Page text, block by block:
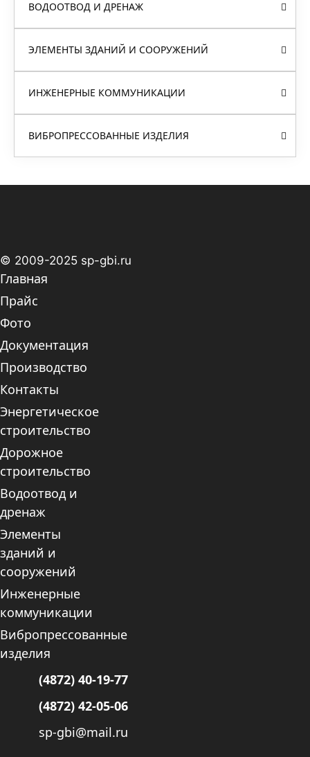
ВОДООТВОД И ДРЕНАЖ
ЭЛЕМЕНТЫ ЗДАНИЙ И СООРУЖЕНИЙ
ИНЖЕНЕРНЫЕ КОММУНИКАЦИИ
ВИБРОПРЕССОВАННЫЕ ИЗДЕЛИЯ
© 2009-2025 sp-gbi.ru
Главная
Прайс
Фото
Документация
Производство
Контакты
Энергетическое
строительство
Дорожное
строительство
Водоотвод и
дренаж
Элементы
зданий и
сооружений
Инженерные
коммуникации
Вибропрессованные
изделия
(4872) 40-19-77
(4872) 42-05-06
sp-gbi@mail.ru